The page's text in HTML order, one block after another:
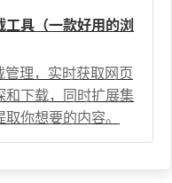
具（一款好用的浏
理，实时获取网页
和下载，同时扩展集
你想要的内容。